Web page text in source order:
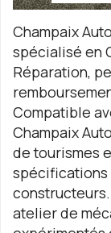
Champaix
spécialisé en
Réparation,
Compatible
Champaix
de tourismes
spécifications
atelier de